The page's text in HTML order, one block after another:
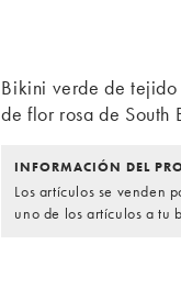
Bikini verde de
de flor rosa de South
INFORMACIÓN DEL
Los artículos se venden
uno de los artículos a tu